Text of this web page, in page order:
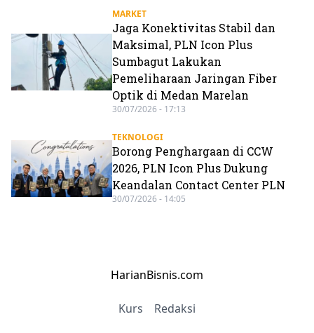
MARKET
Jaga Konektivitas Stabil dan
Maksimal, PLN Icon Plus
Sumbagut Lakukan
Pemeliharaan Jaringan Fiber
Optik di Medan Marelan
30/07/2026 - 17:13
TEKNOLOGI
Borong Penghargaan di CCW
2026, PLN Icon Plus Dukung
Keandalan Contact Center PLN
30/07/2026 - 14:05
HarianBisnis.com
Kurs Redaksi